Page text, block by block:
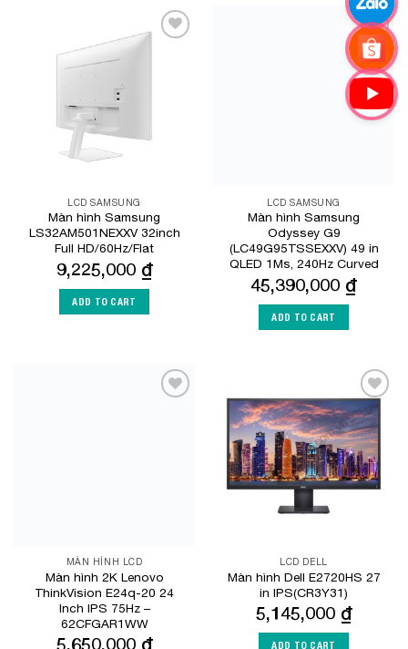
LCD SAMSUNG
Màn hình Samsung
LS32AM501NEXXV 32inch
Full HD/60Hz/Flat
9,225,000 ₫
ADD TO CART
Add to
Wishlist
LCD SAMSUNG
Màn hình Samsung
Odyssey G9
(LC49G95TSSEXXV) 49 in
QLED 1Ms, 240Hz Curved
45,390,000 ₫
ADD TO CART
MÀN HÌNH LCD
Màn hình 2K Lenovo
ThinkVision E24q-20 24
Inch IPS 75Hz –
62CFGAR1WW
5,650,000 ₫
Add to
Wishlist
LCD DELL
Màn hình Dell E2720HS 27
in IPS(CR3Y31)
5,145,000 ₫
ADD TO CART